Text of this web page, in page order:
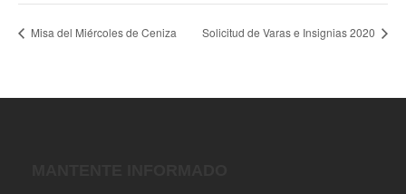
Misa del Miércoles de Ceniza Solicitud de Varas e Insignias 2020